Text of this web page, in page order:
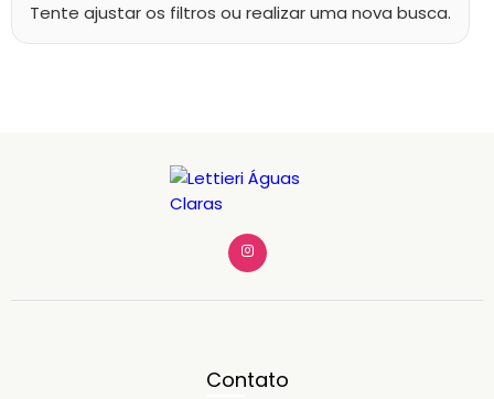
Tente ajustar os filtros ou realizar uma nova busca.
Contato